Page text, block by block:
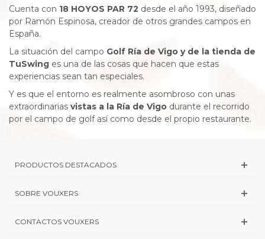
Cuenta con 18 HOYOS PAR 72 desde el año 1993, diseñado
por Ramón Espinosa, creador de otros grandes campos en
España.
La situación del campo Golf Ría de Vigo y de la tienda de
TuSwing es una de las cosas que hacen que estas
experiencias sean tan especiales.
Y es que el entorno es realmente asombroso con unas
extraordinarias vistas a la Ría de Vigo durante el recorrido
por el campo de golf así como desde el propio restaurante.
PRODUCTOS DESTACADOS
SOBRE VOUXERS
CONTACTOS VOUXERS